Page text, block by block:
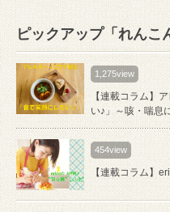
ピックアップ「れんこ
1,275view
【連載コラム】
い♪」～咳・喘息
454view
【連載コラム】